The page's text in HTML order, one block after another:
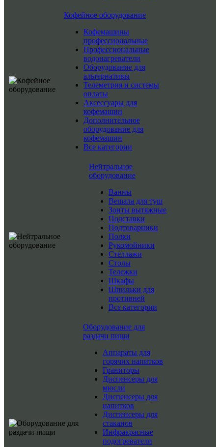
Кофейное оборудование
Кофемашины
профессиональные
Профессиональные
водонагреватели
Оборудование для
альтернативы
Телеметрия и системы
оплаты
Аксессуары для
кофемашин
Дополнительное
оборудование для
кофемашин
Все категории
Нейтральное
оборудование
Ванны
Вешала для туш
Зонты вытяжные
Подставки
Подтоварники
Полки
Рукомойники
Стеллажи
Столы
Тележки
Шкафы
Шпильки для
противней
Все категории
Оборудование для
раздачи пищи
Аппараты для
горячих напитков
Граниторы
Диспенсеры для
мюсли
Диспенсеры для
напитков
Диспенсеры для
стаканов
Инфракрасные
подогреватели